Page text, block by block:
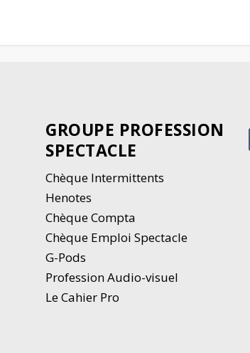
GROUPE PROFESSION
SPECTACLE
Chèque Intermittents
Henotes
Chèque Compta
Chèque Emploi Spectacle
G-Pods
Profession Audio-visuel
Le Cahier Pro